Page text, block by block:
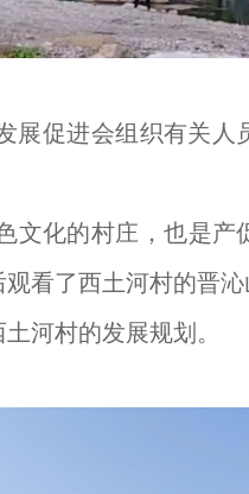
展促进会组织有关
文化的村庄，也是
看了西土河村的晋
河村的发展规划。